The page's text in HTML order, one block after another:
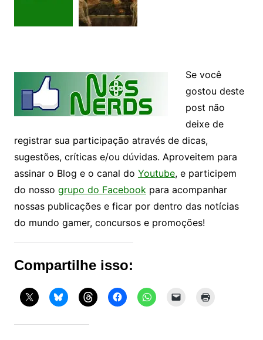
Se você
gostou deste
post não
deixe de
registrar sua participação através de dicas,
sugestões, críticas e/ou dúvidas. Aproveitem para
assinar o Blog e o canal do Youtube, e participem
do nosso grupo do Facebookpara acompanhar
nossas publicações e ficar por dentro das notícias
do mundo gamer, concursos e promoções!
Compartilhe isso: